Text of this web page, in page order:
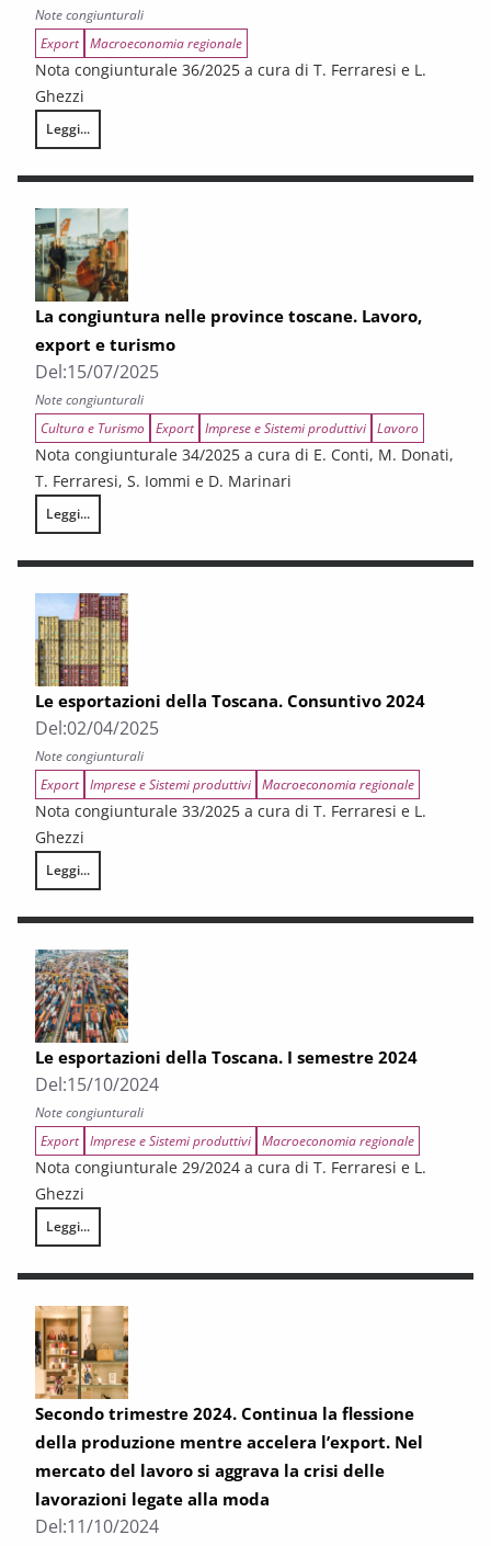
Note congiunturali
Export Macroeconomia regionale
Nota congiunturale 36/2025 a cura di T. Ferraresi e L.
Ghezzi
Leggi...
Le esportazioni della Toscana. I semestre 2025
La congiuntura nelle province toscane. Lavoro,
export e turismo
Del:15/07/2025
Note congiunturali
Cultura e Turismo Export Imprese e Sistemi produttivi Lavoro
Nota congiunturale 34/2025 a cura di E. Conti, M. Donati,
T. Ferraresi, S. Iommi e D. Marinari
Leggi...
La congiuntura nelle province toscane. Lavoro, export e turismo
Le esportazioni della Toscana. Consuntivo 2024
Del:02/04/2025
Note congiunturali
Export Imprese e Sistemi produttivi Macroeconomia regionale
Nota congiunturale 33/2025 a cura di T. Ferraresi e L.
Ghezzi
Leggi...
Le esportazioni della Toscana. Consuntivo 2024
Le esportazioni della Toscana. I semestre 2024
Del:15/10/2024
Note congiunturali
Export Imprese e Sistemi produttivi Macroeconomia regionale
Nota congiunturale 29/2024 a cura di T. Ferraresi e L.
Ghezzi
Leggi...
Le esportazioni della Toscana. I semestre 2024
Secondo trimestre 2024. Continua la flessione
della produzione mentre accelera l’export. Nel
mercato del lavoro si aggrava la crisi delle
lavorazioni legate alla moda
Del:11/10/2024